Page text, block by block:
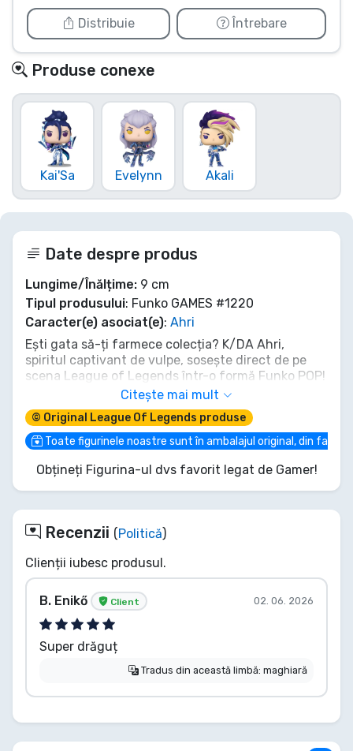
Distribuie Întrebare
Produse conexe
Kai'Sa Evelynn Akali
Date despre produs
Lungime/Înălțime: 9 cm
Tipul produsului: Funko GAMES #1220
Caracter(e) asociat(e): Ahri
Ești gata să-ți farmece colecția? K/DA Ahri,
spiritul captivant de vulpe, sosește direct de pe
scena League of Legends într-o formă Funko POP!
uimitoare. Nu lăsa această șansă să-ți scape, de a
adăuga diva pop-star supremă în colecția ta. Ia-o
acum, înainte să-și folosească farmecele pe
altcineva!
Citește mai mult
© Original League Of Legends produse
Toate figurinele noastre sunt în ambalajul original, din fabrică
Obțineți Figurina-ul dvs favorit legat de Gamer!
Recenzii (Politică)
Clienții iubesc produsul.
B. Enikő Client 02. 06. 2026
Super drăguț
Tradus din această limbă: maghiară